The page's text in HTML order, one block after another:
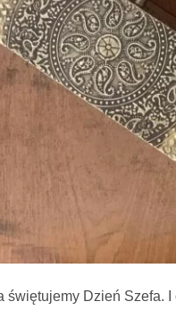
świętujemy Dzień Szefa.